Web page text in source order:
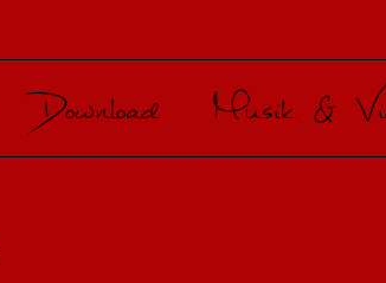
Download Musik &